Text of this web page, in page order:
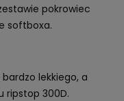
pokrowiec
softboxa.
lekkiego, a
ripstop 300D.